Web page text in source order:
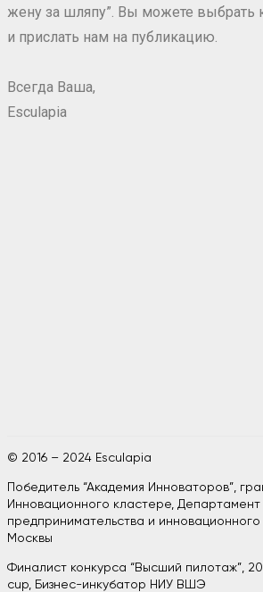
жену за шляпу”. Вы можете выбрать
и прислать нам на публикацию.
Всегда Ваша,
Esculapia
© 2016 – 2024 Esculapia
Победитель “Академия Инноваторов”,
Инновационного кластере, Департамент
предпринимательства и инновационного
Москвы
Финалист конкурса “Высший пилотаж”,
cup, Бизнес-инкубатор НИУ ВШЭ